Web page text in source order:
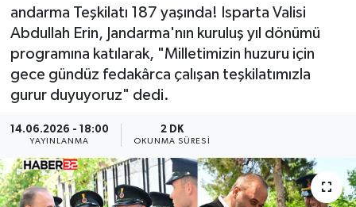
andarma Teşkilatı 187 yaşında! Isparta Valisi
Abdullah Erin, Jandarma'nın kuruluş yıl dönümü
programına katılarak, "Milletimizin huzuru için
gece gündüz fedakârca çalışan teşkilatımızla
gurur duyuyoruz" dedi.
14.06.2026 - 18:00
YAYINLANMA
2 DK
OKUNMA SÜRESI
BİLİM VE TEKNOLOJİ
EĞİTİM
HABERDE İNSAN
Tüm Manşetler
Son Dakika Haberleri